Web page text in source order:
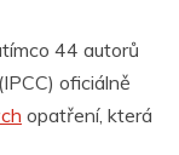
44 autorů
oficiálně
opatření, která